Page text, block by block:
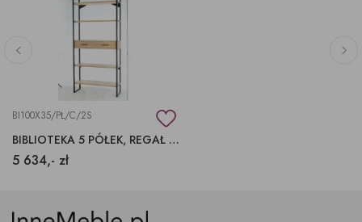
BI100X35/PŁ/C/2S
BIBLIOTEKA 5 PÓŁEK, REGAŁ Z SZUFLADAMI
5 634,- zł